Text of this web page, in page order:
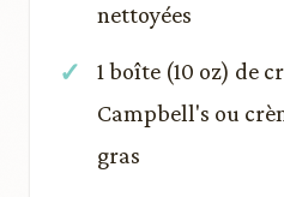
nettoyées
1 boîte (10 oz) de
Campbell's ou
gras